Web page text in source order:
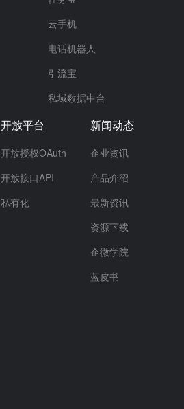
云手机
电话机器人
引流宝
私域数据中台
开放平台
开放授权OAuth
开放接口API
私有化
新闻动态
企业资讯
产品介绍
最新资讯
资源下载
企微学院
蓝皮书